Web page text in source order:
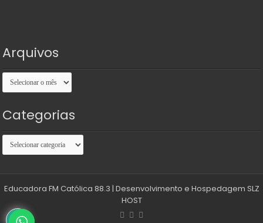
Arquivos
Arquivos
Categorias
Categorias
Educadora FM Católica 88.3 | Desenvolvimento e Hospedagem SLZ
HOST